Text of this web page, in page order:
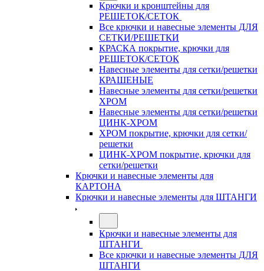
Крючки и кронштейны для
РЕШЕТОК/СЕТОК
Все крючки и навесные элементы ДЛЯ
СЕТКИ/РЕШЕТКИ
КРАСКА покрытие, крючки для
РЕШЕТОК/СЕТОК
Навесные элементы для сетки/решетки
КРАШЕНЫЕ
Навесные элементы для сетки/решетки
ХРОМ
Навесные элементы для сетки/решетки
ЦИНК-ХРОМ
ХРОМ покрытие, крючки для сетки/
решетки
ЦИНК-ХРОМ покрытие, крючки для
сетки/решетки
Крючки и навесные элементы для
КАРТОНА
Крючки и навесные элементы для ШТАНГИ
Крючки и навесные элементы для
ШТАНГИ
Все крючки и навесные элементы ДЛЯ
ШТАНГИ